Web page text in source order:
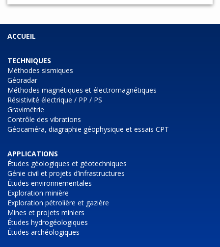
ACCUEIL
TECHNIQUES
Méthodes sismiques
Géoradar
Méthodes magnétiques et électromagnétiques
Résistivité électrique / PP / PS
Gravimétrie
Contrôle des vibrations
Géocaméra, diagraphie géophysique et essais CPT
APPLICATIONS
Études géologiques et géotechniques
Génie civil et projets d’infrastructures
Études environnementales
Exploration minière
Exploration pétrolière et gazière
Mines et projets miniers
Études hydrogéologiques
Études archéologiques